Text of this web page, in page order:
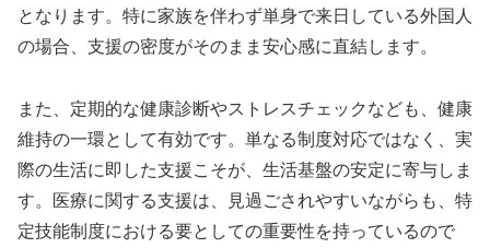
となります。特に家族を伴わず単身で来日している外国人
の場合、支援の密度がそのまま安心感に直結します。
また、定期的な健康診断やストレスチェックなども、健康
維持の一環として有効です。単なる制度対応ではなく、実
際の生活に即した支援こそが、生活基盤の安定に寄与しま
す。医療に関する支援は、見過ごされやすいながらも、特
定技能制度における要としての重要性を持っているので